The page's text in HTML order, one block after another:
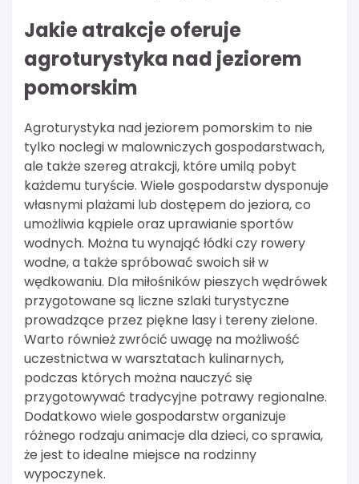
Jakie atrakcje oferuje
agroturystyka nad jeziorem
pomorskim
Agroturystyka nad jeziorem pomorskim to nie
tylko noclegi w malowniczych gospodarstwach,
ale także szereg atrakcji, które umilą pobyt
każdemu turyście. Wiele gospodarstw dysponuje
własnymi plażami lub dostępem do jeziora, co
umożliwia kąpiele oraz uprawianie sportów
wodnych. Można tu wynająć łódki czy rowery
wodne, a także spróbować swoich sił w
wędkowaniu. Dla miłośników pieszych wędrówek
przygotowane są liczne szlaki turystyczne
prowadzące przez piękne lasy i tereny zielone.
Warto również zwrócić uwagę na możliwość
uczestnictwa w warsztatach kulinarnych,
podczas których można nauczyć się
przygotowywać tradycyjne potrawy regionalne.
Dodatkowo wiele gospodarstw organizuje
różnego rodzaju animacje dla dzieci, co sprawia,
że jest to idealne miejsce na rodzinny
wypoczynek.